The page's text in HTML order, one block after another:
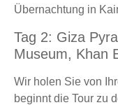
Übernachtung in
Tag 2: Giza
Museum, Khan
Wir holen Sie von
beginnt die Tour zu